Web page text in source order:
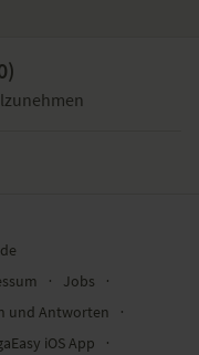
)
∙ Jobs
∙
und Antworten
∙
iOS App
∙